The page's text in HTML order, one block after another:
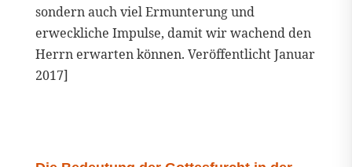
sondern auch viel Ermunterung und
erweckliche Impulse, damit wir wachend den
Herrn erwarten können. Veröffentlicht Januar
2017]